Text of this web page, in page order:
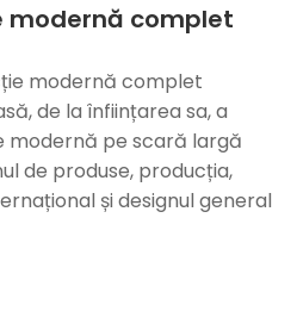
modernă complet
modernă complet
de la înființarea sa, a
modernă pe scară largă
de produse, producția,
și designul general